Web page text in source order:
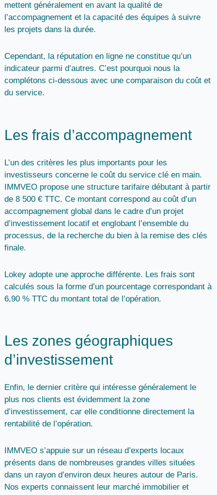
mettent généralement en avant laqualité de
l’accompagnement et la capacité des équipes à suivre
les projets dans la durée.
Cependant, la réputation en ligne ne constitue qu’un
indicateur parmi d’autres. C’est pourquoi nous la
complétons ci-dessous avec une comparaison du coût et
du service.
Les frais d’accompagnement
L’un des critères les plus importants pour les
investisseurs concerne le coût du service clé en main.
IMMVEO propose une structure tarifaire débutantà partir
de 8 500 € TTC. Ce montant correspond au coût d’un
accompagnement global dans le cadre d’un projet
d’investissement locatif et englobant l’ensemble du
processus, de la recherche du bien à la remise des clés
finale.
Lokey adopte une approche différente. Les frais sont
calculés sous la forme d’un pourcentage correspondant à
6,90 % TTC du montant total de l’opération.
Les zones géographiques
d’investissement
Enfin, le dernier critère qui intéresse généralement le
plus nos clients est évidemment lazone
d’investissement,car elle conditionne directement la
rentabilité de l’opération.
IMMVEO s’appuie sur un réseau d’experts locaux
présents dans de nombreuses grandes villes situées
dans un rayon d’environ deux heures autour de Paris.
Nos experts connaissent leur marché immobilier et